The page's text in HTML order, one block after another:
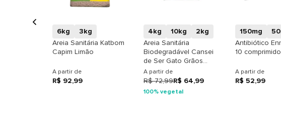
6kg
3kg
Areia Sanitária Katbom
Capim Limão
A partir de
R$ 92,99
4kg 10kg
2kg
Areia Sanitária
Biodegradável Cansei
de Ser Gato Grãos
Finos
A partir de
R$ 72,99R$ 64,99
100% vegetal
150mg
Antibiótico
10
A partir de
R$ 52,99